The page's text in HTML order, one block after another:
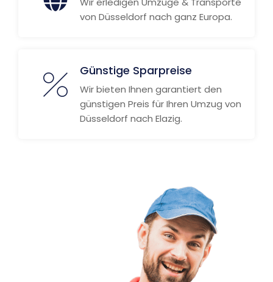
von Düsseldorf nach ganz Europa.
Günstige Sparpreise
Wir bieten Ihnen garantiert den
günstigen Preis für Ihren Umzug von
Düsseldorf nach Elazig.